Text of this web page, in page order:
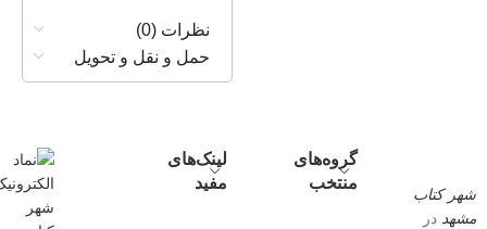
نظرات (0)
حمل و نقل و تحویل
شهر کتاب
مشهد در
گروه‌های
منتخب
لینک‌های
مفید